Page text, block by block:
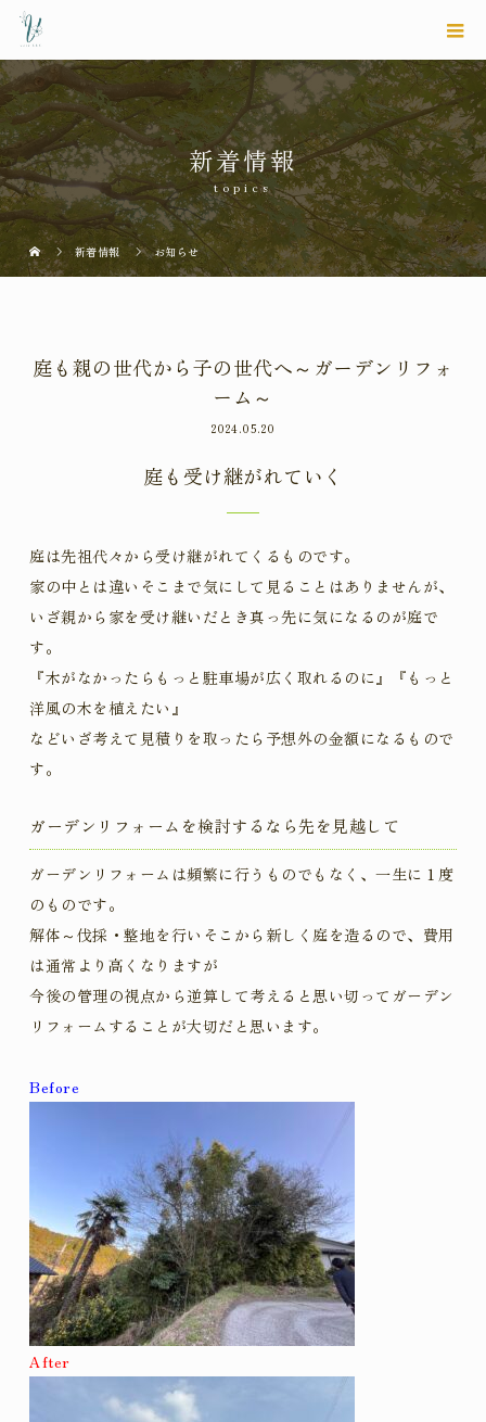
新着情報
topics
新着情報 お知らせ
庭も親の世代から子の世代へ～ガーデンリフォ
ーム～
2024.05.20
庭も受け継がれていく
庭は先祖代々から受け継がれてくるものです。
家の中とは違いそこまで気にして見ることはありませんが、
いざ親から家を受け継いだとき真っ先に気になるのが庭で
す。
『木がなかったらもっと駐車場が広く取れるのに』『もっと
洋風の木を植えたい』
などいざ考えて見積りを取ったら予想外の金額になるもので
す。
ガーデンリフォームを検討するなら先を見越して
ガーデンリフォームは頻繁に行うものでもなく、一生に１度
のものです。
解体～伐採・整地を行いそこから新しく庭を造るので、費用
は通常より高くなりますが
今後の管理の視点から逆算して考えると思い切ってガーデン
リフォームすることが大切だと思います。
Before
After